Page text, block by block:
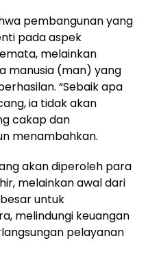
pembangunan yang
pada aspek
melainkan
manusia (man) yang
“Sebaik apa
ia tidak akan
cakap dan
menambahkan.
akan diperoleh para
melainkan awal dari
untuk
melindungi keuangan
pelayanan